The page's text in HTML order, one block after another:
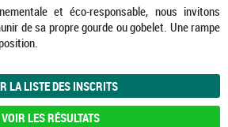
et éco-responsable, nous invitons
de sa propre gourde ou gobelet. Une rampe
LA LISTE DES INSCRITS
VOIR LES RÉSULTATS